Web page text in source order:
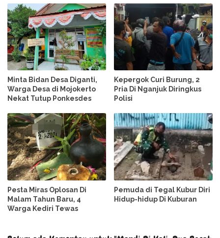
Minta Bidan Desa Diganti,
Warga Desa di Mojokerto
Nekat Tutup Ponkesdes
Kepergok Curi Burung, 2
Pria Di Nganjuk Diringkus
Polisi
Pesta Miras Oplosan Di
Malam Tahun Baru, 4
Warga Kediri Tewas
Pemuda di Tegal Kubur Diri
Hidup-hidup Di Kuburan